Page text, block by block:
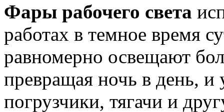
Фары рабочего света
работах в темное время
равномерно освещают
превращая ночь в день, и
погрузчики, тягачи и